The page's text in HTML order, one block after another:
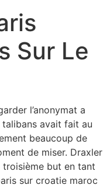
Sur Le
l’anonymat a
talibans avait fait au
beaucoup de
de miser. Draxler
but en tant
sur croatie maroc